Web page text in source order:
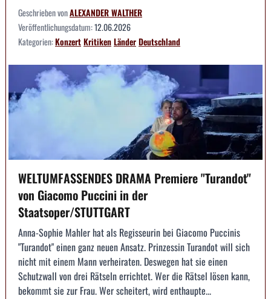
Geschrieben vonALEXANDER WALTHER
Veröffentlichungsdatum:12.06.2026
Kategorien:KonzertKritikenLänderDeutschland
WELTUMFASSENDES DRAMA Premiere "Turandot"
von Giacomo Puccini in der
Staatsoper/STUTTGART
Anna-Sophie Mahler hat als Regisseurin bei Giacomo Puccinis
"Turandot" einen ganz neuen Ansatz. Prinzessin Turandot will sich
nicht mit einem Mann verheiraten. Deswegen hat sie einen
Schutzwall von drei Rätseln errichtet. Wer die Rätsel lösen kann,
bekommt sie zur Frau. Wer scheitert, wird enthaupte...